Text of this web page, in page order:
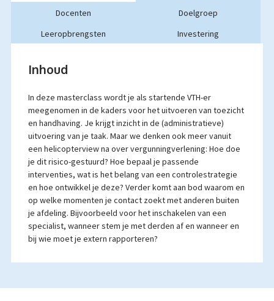
Docenten
Doelgroep
Leeropbrengsten
Investering
Inhoud
In deze masterclass wordt je als startende VTH-er
meegenomen in de kaders voor het uitvoeren van toezicht
en handhaving. Je krijgt inzicht in de (administratieve)
uitvoering van je taak. Maar we denken ook meer vanuit
een helicopterview na over vergunningverlening: Hoe doe
je dit risico-gestuurd? Hoe bepaal je passende
interventies, wat is het belang van een controlestrategie
en hoe ontwikkel je deze? Verder komt aan bod waarom en
op welke momenten je contact zoekt met anderen buiten
je afdeling. Bijvoorbeeld voor het inschakelen van een
specialist, wanneer stem je met derden af en wanneer en
bij wie moet je extern rapporteren?